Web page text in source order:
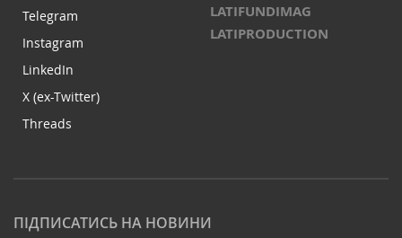
Telegram
Instagram
LinkedIn
X (ex-Twitter)
Threads
LATIFUNDIMAG
LATIPRODUCTION
ПІДПИСАТИСЬ НА НОВИНИ